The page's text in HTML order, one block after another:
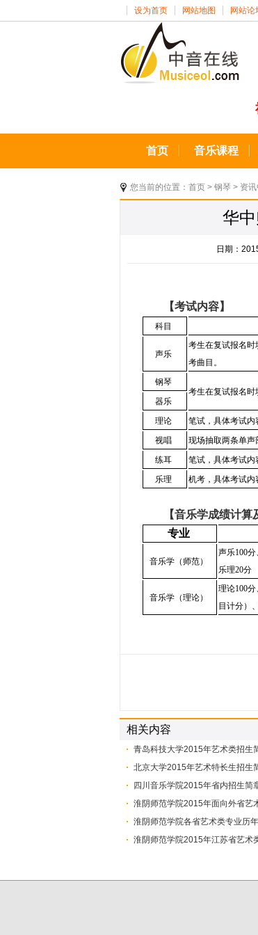
设为首页 网站地图 网站论
首页 音乐课程
您当前的位置： 首页 > 钢琴 > 资
华
日期：
【考试内容】
科目
声乐
考生在复试报名
考曲目。
钢琴
考生在复试报名时
器乐
理论
笔试，具体考试内
视唱
现场抽取两条单声
练耳
笔试，具体考试内
乐理 机考，具体考试内
【音乐学成绩计算及
专业
音乐学（师范）
声乐100分
乐理20分
音乐学（理论）
理论100
目计分）
相关内容
青岛科技大学2015年艺术类招生
北京大学2015年艺术特长生招生
四川音乐学院2015年省内招生简
淮阴师范学院2015年面向外省艺
淮阴师范学院各省艺术类专业历
淮阴师范学院2015年江苏省艺术